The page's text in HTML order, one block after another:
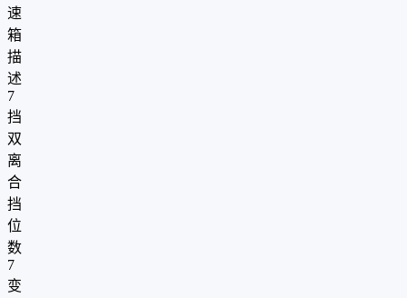
速
箱
描
述
7
挡
双
离
合
挡
位
数
7
变